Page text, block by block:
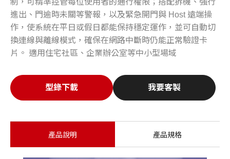
制，可精準控管每位使用者的通行權限；搭配拆機、強行
進出、門逾時未關等警報，以及緊急開門與 Host 遠端操
作，使系統在平日或假日都能保持穩定運作，並可自動切
換連線與離線模式，確保在網路中斷時仍能正常驗證卡
片。 適用住宅社區、企業辦公室等中小型場域
型錄下載 我要客製
產品說明 產品規格